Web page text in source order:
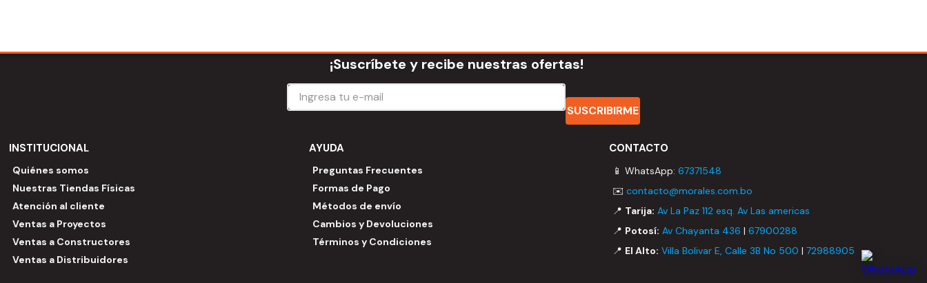
¡Suscríbete y recibe nuestras ofertas!
SUSCRIBIRME
INSTITUCIONAL
Quiénes somos
Nuestras Tiendas Físicas
Atención al cliente
Ventas a Proyectos
Ventas a Constructores
Ventas a Distribuidores
AYUDA
Preguntas Frecuentes
Formas de Pago
Métodos de envío
Cambios y Devoluciones
Términos y Condiciones
CONTACTO
📱 WhatsApp: 67371548
✉️ contacto@morales.com.bo
📍 Tarija: Av La Paz 112 esq. Av Las americas
📍 Potosí: Av Chayanta 436 | 67900288
📍 El Alto: Villa Bolivar E, Calle 3B No 500 | 72988905